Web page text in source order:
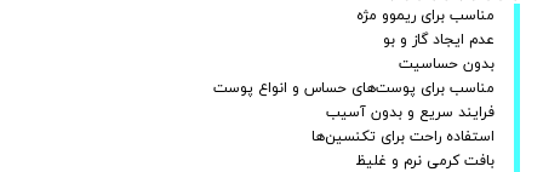
مناسب برای ریموو مژه
عدم ایجاد گاز و بو
بدون حساسیت
مناسب برای پوست‌های حساس و انواع پوست
فرایند سریع و بدون آسیب
استفاده راحت برای تکنسین‌ها
بافت کرمی نرم و غلیظ